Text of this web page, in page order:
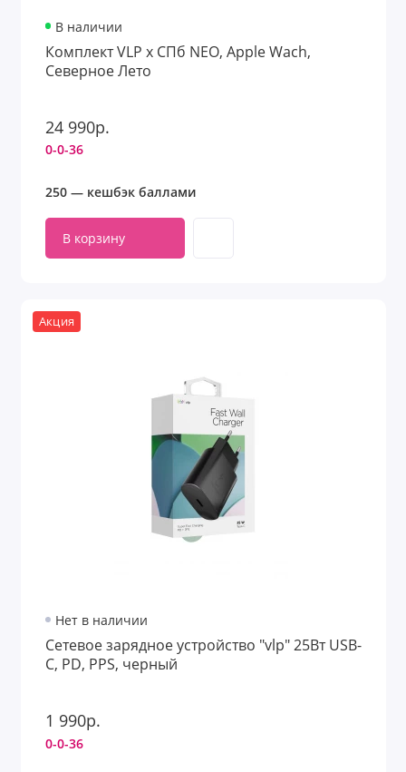
В наличии
Комплект VLP x СПб NEO, Apple Wach,
Северное Лето
24 990р.
0-0-36
250 — кешбэк баллами
В корзину
Акция
Нет в наличии
Сетевое зарядное устройство "vlp" 25Вт USB-
C, PD, PPS, черный
1 990р.
0-0-36